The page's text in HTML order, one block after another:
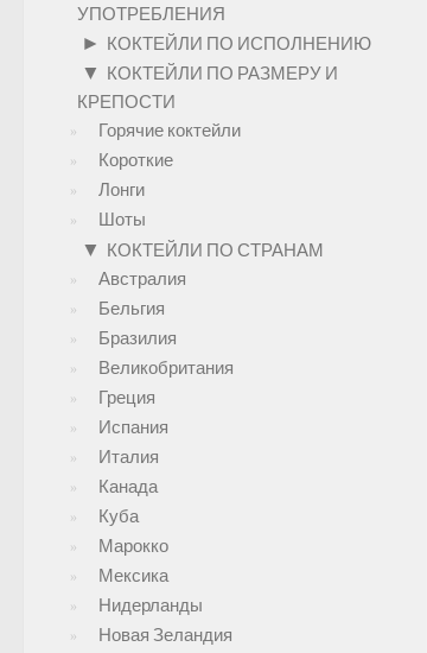
УПОТРЕБЛЕНИЯ
► КОКТЕЙЛИ ПО ИСПОЛНЕНИЮ
▼ КОКТЕЙЛИ ПО РАЗМЕРУ И
КРЕПОСТИ
Горячие коктейли
Короткие
Лонги
Шоты
▼ КОКТЕЙЛИ ПО СТРАНАМ
Австралия
Бельгия
Бразилия
Великобритания
Греция
Испания
Италия
Канада
Куба
Марокко
Мексика
Нидерланды
Новая Зеландия